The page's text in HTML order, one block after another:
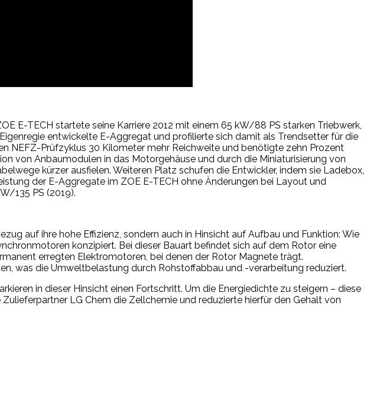
E-TECH startete seine Karriere 2012 mit einem 65 kW/88 PS starken Triebwerk,
entwickelte E-Aggregat und profilierte sich damit als Trendsetter für die
NEFZ-Prüfzyklus 30 Kilometer mehr Reichweite und benötigte zehn Prozent
von Anbaumodulen in das Motorgehäuse und durch die Miniaturisierung von
kürzer ausfielen. Weiteren Platz schufen die Entwickler, indem sie Ladebox,
der E-Aggregate im ZOE E-TECH ohne Änderungen bei Layout und
135 PS (2019).
auf ihre hohe Effizienz, sondern auch in Hinsicht auf Aufbau und Funktion: Wie
konzipiert. Bei dieser Bauart befindet sich auf dem Rotor eine
erregten Elektromotoren, bei denen der Rotor Magnete trägt.
was die Umweltbelastung durch Rohstoffabbau und -verarbeitung reduziert.
in dieser Hinsicht einen Fortschritt. Um die Energiedichte zu steigern – diese
LG Chem die Zellchemie und reduzierte hierfür den Gehalt von